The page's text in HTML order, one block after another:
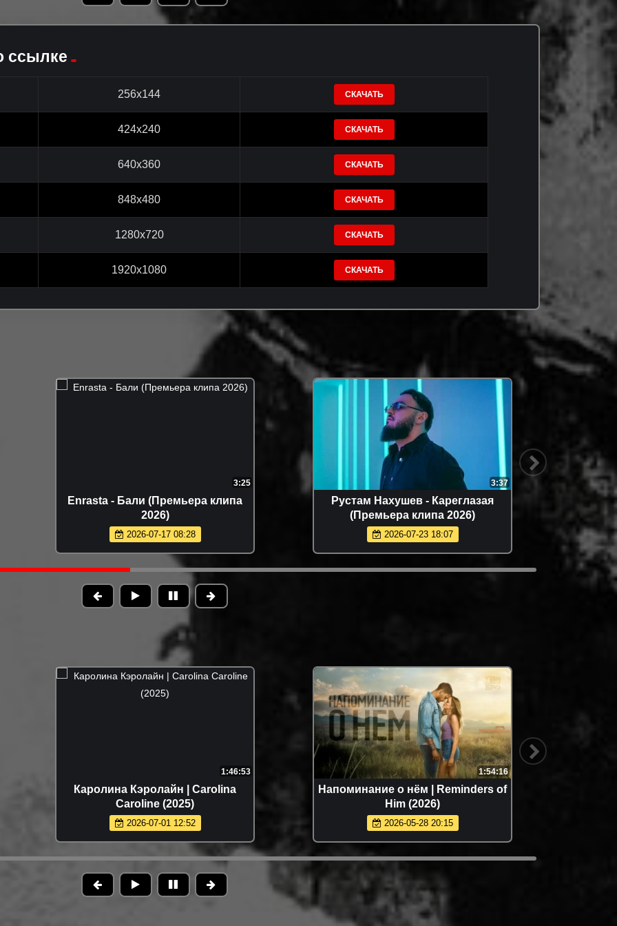
ссылке
256x144 СКАЧАТЬ
424x240 СКАЧАТЬ
640x360 СКАЧАТЬ
848x480 СКАЧАТЬ
1280x720 СКАЧАТЬ
1920x1080 СКАЧАТЬ
Фати Царикаева - Моё лето
(Премьера клипа 2026)
2026-05-15 10:20
3:17
ХАННА - Танцуй (Премьера 2026)
2026-06-14 11:27
1:46:53
Каролина Кэролайн | Carolina
Caroline (2025)
2026-07-01 12:52
1:54:16
Напоминание о нём | Reminders of
Him (2026)
2026-05-28 20:15